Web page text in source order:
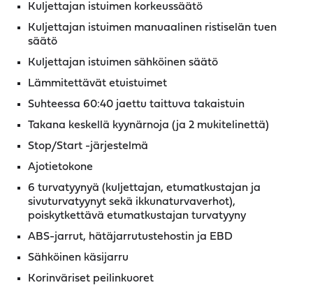
Kuljettajan istuimen korkeussäätö
Kuljettajan istuimen manuaalinen ristiselän tuen
säätö
Kuljettajan istuimen sähköinen säätö
Lämmitettävät etuistuimet
Suhteessa 60:40 jaettu taittuva takaistuin
Takana keskellä kyynärnoja (ja 2 mukitelinettä)
Stop/Start -järjestelmä
Ajotietokone
6 turvatyynyä (kuljettajan, etumatkustajan ja
sivuturvatyynyt sekä ikkunaturvaverhot),
poiskytkettävä etumatkustajan turvatyyny
ABS-jarrut, hätäjarrutustehostin ja EBD
Sähköinen käsijarru
Korinväriset peilinkuoret